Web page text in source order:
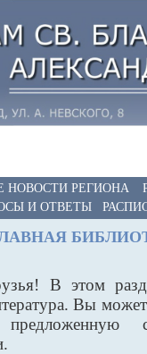
НОВОСТИ РЕГИОНА
И ОТВЕТЫ
В этом
Вы